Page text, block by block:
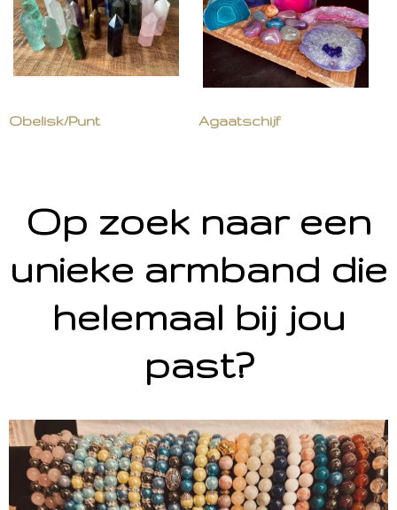
Obelisk/Punt Agaatschijf
Op zoek naar een
unieke armband die
helemaal bij jou
past?